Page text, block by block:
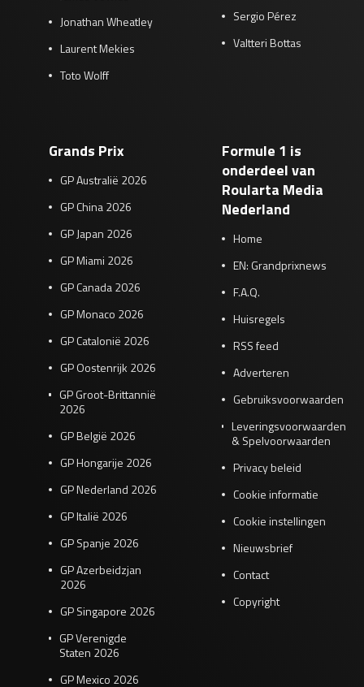
Jonathan Wheatley
Laurent Mekies
Toto Wolff
Sergio Pérez
Valtteri Bottas
Grands Prix
GP Australië 2026
GP China 2026
GP Japan 2026
GP Miami 2026
GP Canada 2026
GP Monaco 2026
GP Catalonië 2026
GP Oostenrijk 2026
GP Groot-Brittannië
2026
GP België 2026
GP Hongarije 2026
GP Nederland 2026
GP Italië 2026
GP Spanje 2026
GP Azerbeidzjan
2026
GP Singapore 2026
GP Verenigde
Staten 2026
GP Mexico 2026
Formule 1 is
onderdeel van
Roularta Media
Nederland
Home
EN: Grandprixnews
F.A.Q.
Huisregels
RSS feed
Adverteren
Gebruiksvoorwaarden
Leveringsvoorwaarden
& Spelvoorwaarden
Privacy beleid
Cookie informatie
Cookie instellingen
Nieuwsbrief
Contact
Copyright